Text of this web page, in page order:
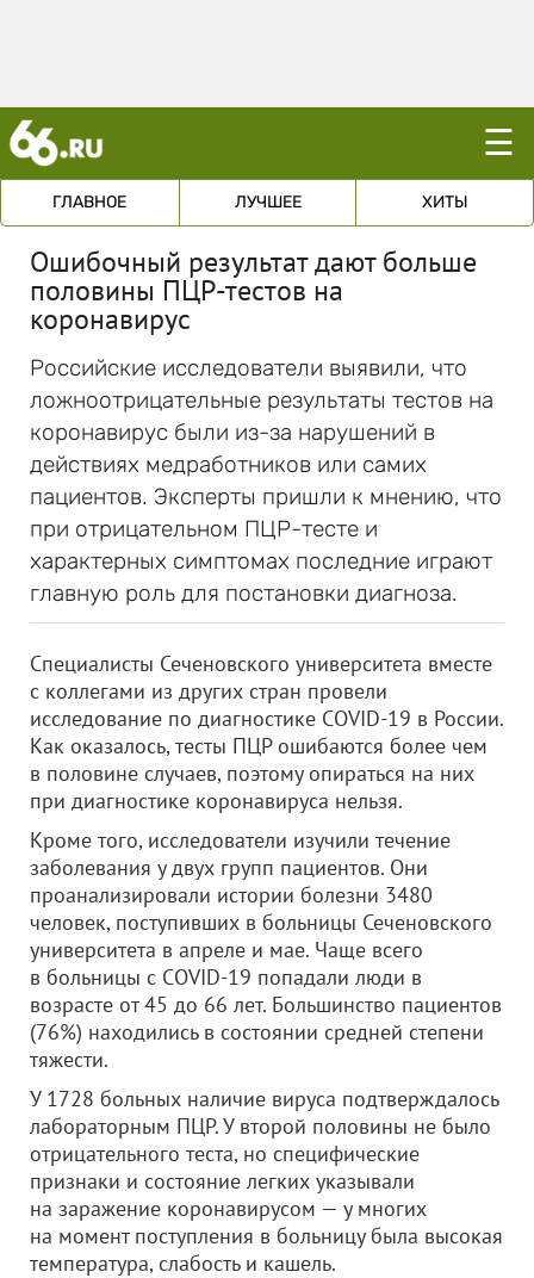
☰
ГЛАВНОЕ ЛУЧШЕЕ ХИТЫ
Ошибочный результат дают больше
половины ПЦР-тестов на
коронавирус
Российские исследователи выявили, что
ложноотрицательные результаты тестов на
коронавирус были из-за нарушений в
действиях медработников или самих
пациентов. Эксперты пришли к мнению, что
при отрицательном ПЦР-тесте и
характерных симптомах последние играют
главную роль для постановки диагноза.
Специалисты Сеченовского университета вместе
с коллегами из других стран провели
исследование по диагностике COVID-19 в России.
Как оказалось, тесты ПЦР ошибаются более чем
в половине случаев, поэтому опираться на них
при диагностике коронавируса нельзя.
Кроме того, исследователи изучили течение
заболевания у двух групп пациентов. Они
проанализировали истории болезни 3480
человек, поступивших в больницы Сеченовского
университета в апреле и мае. Чаще всего
в больницы с COVID-19 попадали люди в
возрасте от 45 до 66 лет. Большинство пациентов
(76%) находились в состоянии средней степени
тяжести.
У 1728 больных наличие вируса подтверждалось
лабораторным ПЦР. У второй половины не было
отрицательного теста, но специфические
признаки и состояние легких указывали
на заражение коронавирусом — у многих
на момент поступления в больницу была высокая
температура, слабость и кашель.